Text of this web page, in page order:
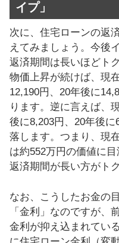
イプ」
次に、住宅ローンの返
えてみましょう。今後
返済期間は長いほどト
物価上昇が続けば、現
12,190円、20年後に
ります。逆に言えば、
後に8,203円、20年後
落します。つまり、現
は約552万円の価値に
返済期間が長い方がト
なお、こうしたお金の
「金利」なのですが、
金利が抑え込まれてい